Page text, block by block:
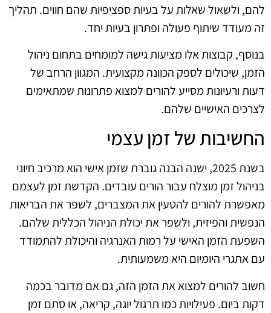
להם, ולשאול שאלות על בעיות ספציפיות שהם חווים. תהליך
זה מעודד שיתוף פעולה ופתרון בעיות יחד.
בנוסף, קבוצות אלו מציעות גישה למומחים בתחום ניהול
הזמן, שיכולים לספק הכוונה מקצועית. המגוון הרחב של
דעות ורעיונות מסייע להורים למצוא פתרונות שמתאימים
לצרכים האישיים שלהם.
החשיבות של זמן עצמי
בשנת 2025, ישנה הבנה גוברת שזמן אישי הוא מרכיב חיוני
בניהול זמן מוצלח עבור הורים עובדים. הקדשת זמן לעצמם
מאפשרת להורים להטעין את המצברים, לשפר את הבריאות
הנפשית והפיזית, ולשפר את יכולת הניהול הכללית שלהם.
השפעת הזמן האישי על רמות האנרגיה והיכולת להתמודד
עם אתגרי היומיום היא משמעותית.
חשוב להורים למצוא את הזמן הזה, גם אם מדובר בכמה
דקות ביום. פעילויות כמו תרגול יוגה, קריאה, או סתם זמן